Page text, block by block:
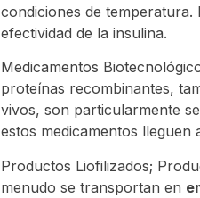
condiciones de
efectividad de la insulina.
Medicamentos
proteínas recombinantes,
vivos, son particularmente
estos medicamentos
Productos Liofilizados;
menudo se transportan en